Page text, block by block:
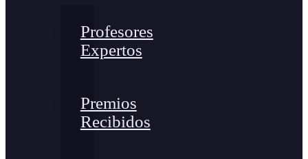
Profesores
Expertos
Premios
Recibidos